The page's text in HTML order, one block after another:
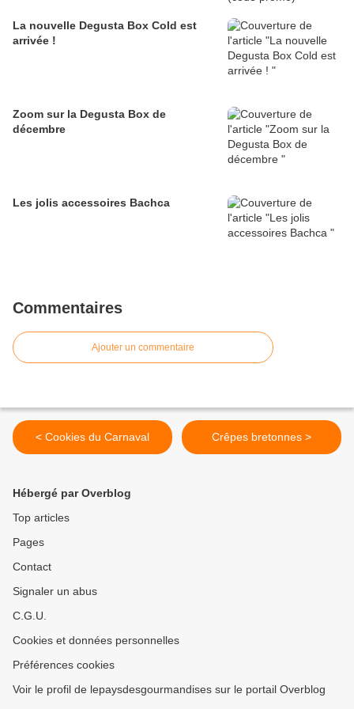
La nouvelle Degusta Box Cold est
arrivée !
Zoom sur la Degusta Box de
décembre
Les jolis accessoires Bachca
Commentaires
Ajouter un commentaire
< Cookies du Carnaval Crêpes bretonnes >
Hébergé par Overblog
Top articles
Pages
Contact
Signaler un abus
C.G.U.
Cookies et données personnelles
Préférences cookies
Voir le profil de lepaysdesgourmandises sur le portail Overblog